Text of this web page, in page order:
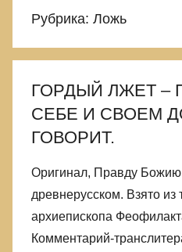
ЦАРСКАЯ
ШКОЛА
Божиего
Выбираемся
еретическиой
языческой
которой
родились
Рубрика: Ложь
ГОРДЫЙ ЛЖЕТ –
СЕБЕ И СВОЕМ
ГОВОРИТ.
Оригинал, Правду Божию
древнерусском. Взято из
архиепископа
Комментарий-